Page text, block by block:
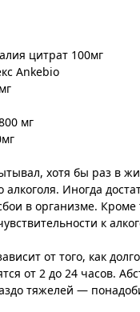
цитрат 100мг
Ankebio
мг
хотя бы раз в
Иногда
в организме. Кроме
к
от того, как
от 2 до 24 часов.
тяжелей —